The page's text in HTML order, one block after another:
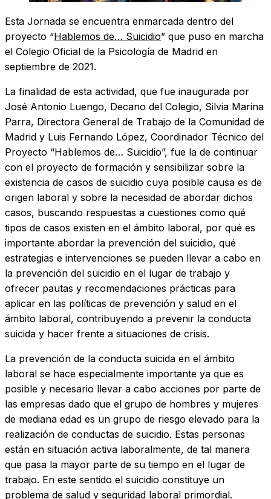
Esta Jornada se encuentra enmarcada dentro del
proyecto “Hablemos de… Suicidio” que puso en marcha
el Colegio Oficial de la Psicología de Madrid en
septiembre de 2021.
La finalidad de esta actividad, que fue inaugurada por
José Antonio Luengo, Decano del Colegio, Silvia Marina
Parra, Directora General de Trabajo de la Comunidad de
Madrid y Luis Fernando López, Coordinador Técnico del
Proyecto “Hablemos de… Suicidio”, fue la de continuar
con el proyecto de formación y sensibilizar sobre la
existencia de casos de suicidio cuya posible causa es de
origen laboral y sobre la necesidad de abordar dichos
casos, buscando respuestas a cuestiones como qué
tipos de casos existen en el ámbito laboral, por qué es
importante abordar la prevención del suicidio, qué
estrategias e intervenciones se pueden llevar a cabo en
la prevención del suicidio en el lugar de trabajo y
ofrecer pautas y recomendaciones prácticas para
aplicar en las políticas de prevención y salud en el
ámbito laboral, contribuyendo a prevenir la conducta
suicida y hacer frente a situaciones de crisis.
La prevención de la conducta suicida en el ámbito
laboral se hace especialmente importante ya que es
posible y necesario llevar a cabo acciones por parte de
las empresas dado que el grupo de hombres y mujeres
de mediana edad es un grupo de riesgo elevado para la
realización de conductas de suicidio. Estas personas
están en situación activa laboralmente, de tal manera
que pasa la mayor parte de su tiempo en el lugar de
trabajo. En este sentido el suicidio constituye un
problema de salud y seguridad laboral primordial.